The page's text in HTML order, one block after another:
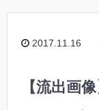
2017.11.16
【流出画